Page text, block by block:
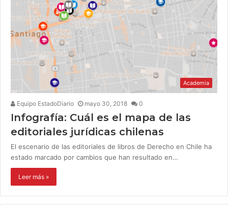
Academia
Equipo EstadoDiario mayo 30, 2018 0
Infografía: Cuál es el mapa de las
editoriales jurídicas chilenas
El escenario de las editoriales de libros de Derecho en Chile ha
estado marcado por cambios que han resultado en…
Leer más »